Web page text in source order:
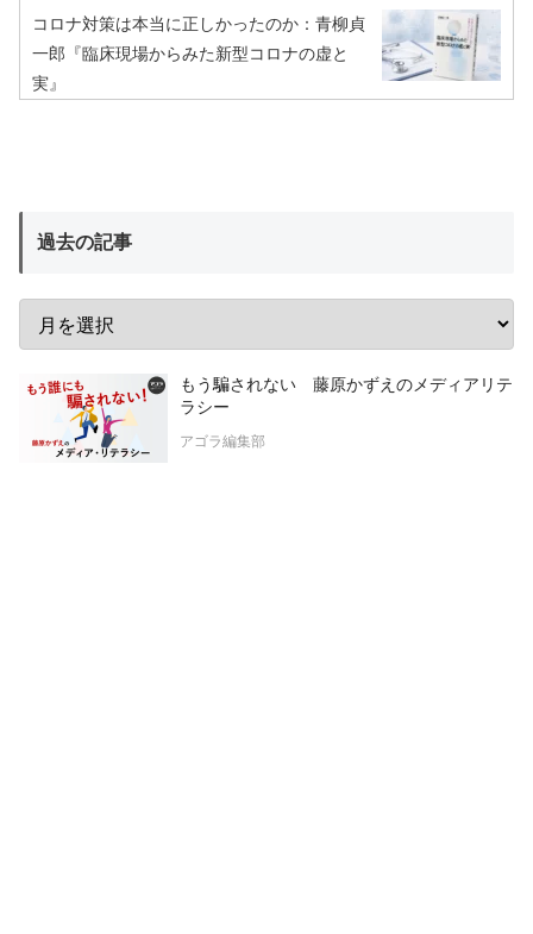
コロナ対策は本当に正しかったのか：青柳貞
一郎『臨床現場からみた新型コロナの虚と
実』
過去の記事
もう騙されない 藤原かずえのメディアリテ
ラシー
アゴラ編集部